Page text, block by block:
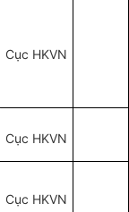
Cục HKVN
Cục HKVN
Cục HKVN